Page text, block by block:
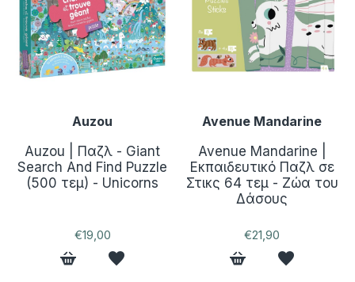
Auzou
Auzou | Παζλ - Giant
Search And Find Puzzle
(500 τεμ) - Unicorns
€19,00
Avenue Mandarine
Avenue Mandarine |
Εκπαιδευτικό Παζλ σε
Στικς 64 τεμ - Ζώα του
Δάσους
€21,90